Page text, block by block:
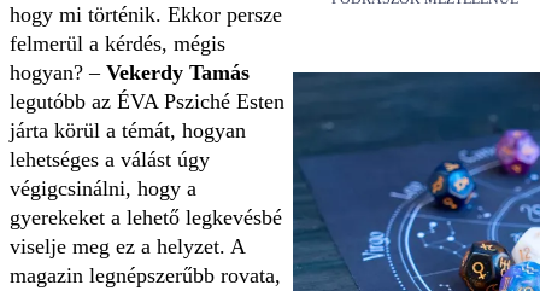
hogy mi történik. Ekkor persze
felmerül a kérdés, mégis
hogyan? – Vekerdy Tamás
legutóbb az ÉVA Psziché Esten
járta körül a témát, hogyan
lehetséges a válást úgy
végigcsinálni, hogy a
gyerekeket a lehető legkevésbé
viselje meg ez a helyzet. A
magazin legnépszerűbb rovata,